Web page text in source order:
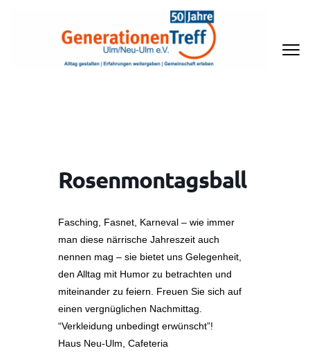
Rosenmontagsball
Fasching, Fasnet, Karneval – wie immer
man diese närrische Jahreszeit auch
nennen mag – sie bietet uns Gelegenheit,
den Alltag mit Humor zu betrachten und
miteinander zu feiern. Freuen Sie sich auf
einen vergnüglichen Nachmittag.
“Verkleidung unbedingt erwünscht”!
Haus Neu-Ulm, Cafeteria